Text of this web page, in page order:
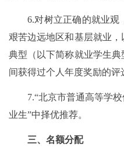
6.对树立正确的就业观
艰苦边远地区和基层就业
典型（以下简称就业学生
间获得过个人年度奖励的评
7.“北京市普通高等学
业生”中择优推荐。
三、名额分配